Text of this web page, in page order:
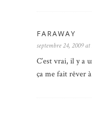
FARAWAY
septembre 24, 2009 at
C’est vrai, il y a
ça me fait rêver